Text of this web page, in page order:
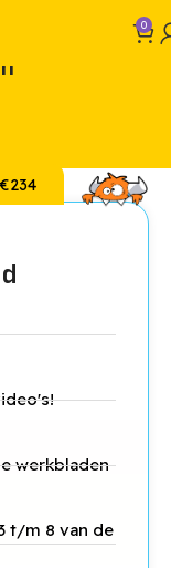
0
werkbladen
t/m 8 van de